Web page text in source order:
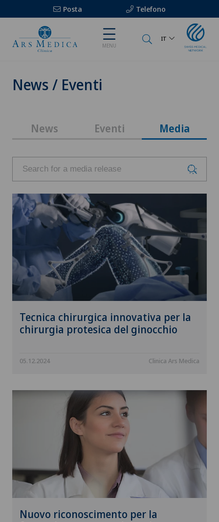
Posta Telefono
MENU
IT
News / Eventi
News Eventi Media
Tecnica chirurgica innovativa per la
chirurgia protesica del ginocchio
05.12.2024 Clinica Ars Medica
Nuovo riconoscimento per la